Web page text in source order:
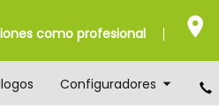
como profesional
Configuradores